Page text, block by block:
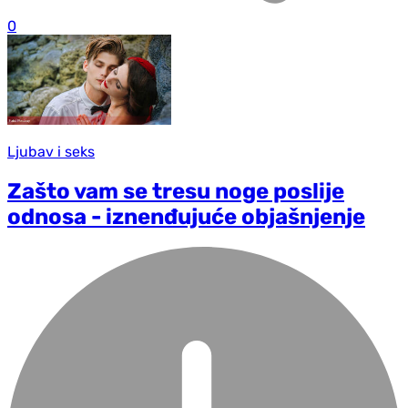
0
Ljubav i seks
Zašto vam se tresu noge poslije
odnosa - iznenđujuće objašnjenje